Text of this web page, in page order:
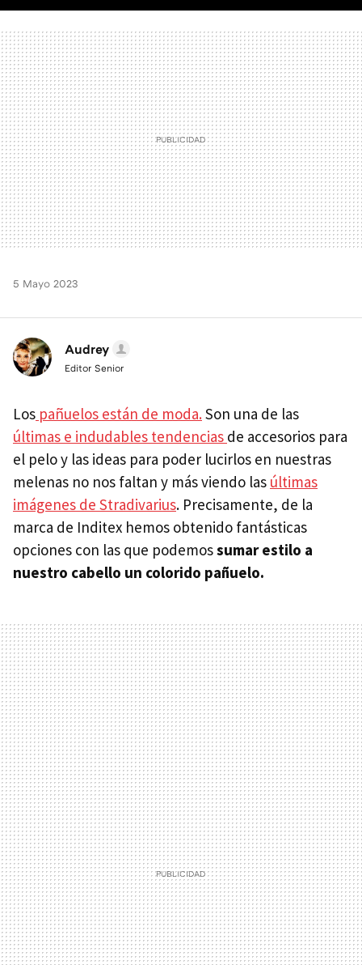
5 Mayo 2023
Audrey
Editor Senior
Los pañuelos están de moda.Son una de las
últimas e indudables tendencias de accesorios para
el pelo y las ideas para poder lucirlos en nuestras
melenas no nos faltan y más viendo las últimas
imágenes de Stradivarius. Precisamente, de la
marca de Inditex hemos obtenido fantásticas
opciones con las que podemossumar estilo a
nuestro cabello un colorido pañuelo.